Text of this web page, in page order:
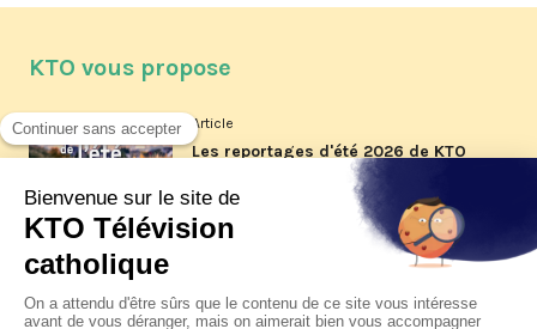
KTO vous propose
Article
Les reportages d'été 2026 de KTO
Article
La visite pastorale du pape Léon
jeudi 6 août